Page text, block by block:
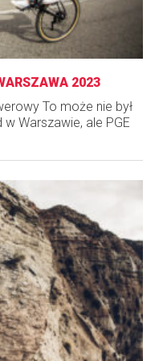
2023
To może nie był
Warszawie, ale PGE